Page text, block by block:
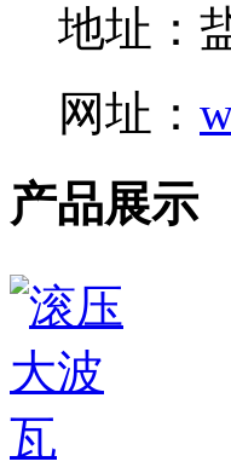
地址：
网址：
产品展示